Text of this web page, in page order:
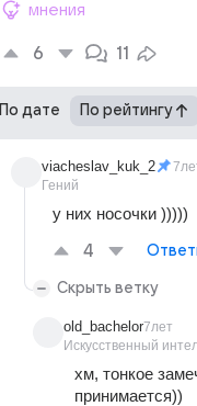
мнения
6 11
По дате По рейтингу
viacheslav_kuk_2
Гений
у них носочки )))))
4
Скрыть ветку
old_bachelor
Искусственный
7лет
хм, тонкое
принимается))